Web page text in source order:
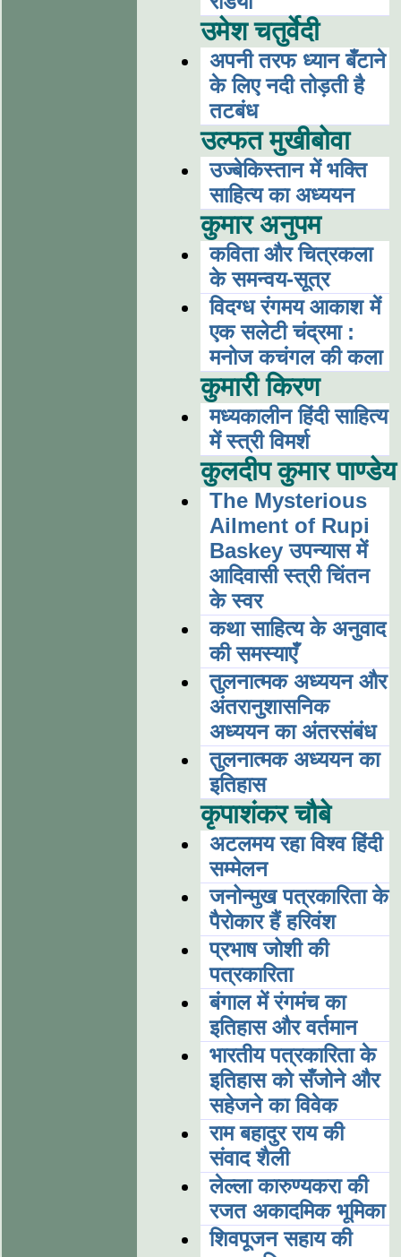
उमेश चतुर्वेदी
अपनी तरफ ध्यान बँटाने
के लिए नदी तोड़ती है
तटबंध
उल्फत मुखीबोवा
उज्बेकिस्तान में भक्ति
साहित्य का अध्ययन
कुमार अनुपम
कविता और चित्रकला
के समन्वय-सूत्र
विदग्ध रंगमय आकाश में
एक सलेटी चंद्रमा :
मनोज कचंगल की कला
कुमारी किरण
मध्यकालीन हिंदी साहित्य
में स्त्री विमर्श
कुलदीप कुमार पाण्डेय
The Mysterious
Ailment of Rupi
Baskey उपन्यास में
आदिवासी स्त्री चिंतन
के स्वर
कथा साहित्य के अनुवाद
की समस्याएँ
तुलनात्मक अध्ययन और
अंतरानुशासनिक
अध्ययन का अंतरसंबंध
तुलनात्मक अध्ययन का
इतिहास
कृपाशंकर चौबे
अटलमय रहा विश्व हिंदी
सम्मेलन
जनोन्मुख पत्रकारिता के
पैरोकार हैं हरिवंश
प्रभाष जोशी की
पत्रकारिता
बंगाल में रंगमंच का
इतिहास और वर्तमान
भारतीय पत्रकारिता के
इतिहास को सँजोने और
सहेजने का विवेक
राम बहादुर राय की
संवाद शैली
लेल्ला कारुण्यकरा की
रजत अकादमिक भूमिका
शिवपूजन सहाय की